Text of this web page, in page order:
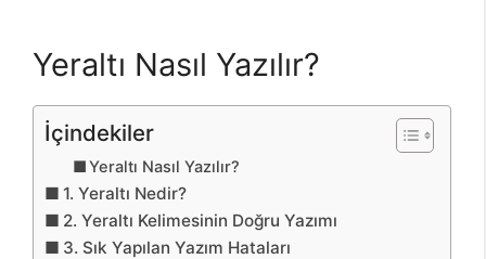
Yeraltı Nasıl Yazılır?
İçindekiler
Yeraltı Nasıl Yazılır?
1. Yeraltı Nedir?
2. Yeraltı Kelimesinin Doğru Yazımı
3. Sık Yapılan Yazım Hataları